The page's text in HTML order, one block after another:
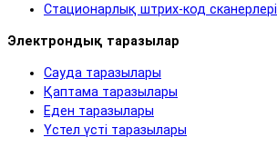
Стационарлық штрих-код сканерлері
Электрондық таразылар
Сауда таразылары
Қаптама таразылары
Еден таразылары
Үстел үсті таразылары